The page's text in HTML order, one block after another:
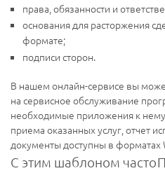
права, обязанности и
основания для расторжения
формате;
подписи сторон.
В нашем онлайн-сервисе вы
на сервисное обслуживание
необходимые приложения к нему
приема оказанных услуг, отчет
документы доступны в форматах
С этим шаблоном часто